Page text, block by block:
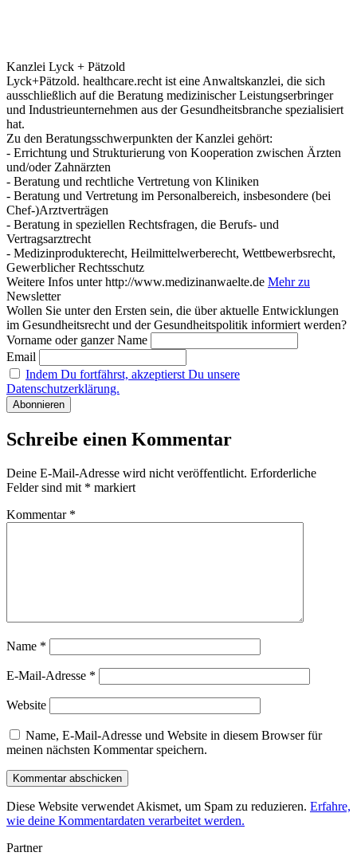
Kanzlei Lyck + Pätzold
Lyck+Pätzold. healthcare.recht ist eine Anwaltskanzlei, die sich
ausschließlich auf die Beratung medizinischer Leistungserbringer
und Industrieunternehmen aus der Gesundheitsbranche spezialisiert
hat.
Zu den Beratungsschwerpunkten der Kanzlei gehört:
- Errichtung und Strukturierung von Kooperation zwischen Ärzten
und/oder Zahnärzten
- Beratung und rechtliche Vertretung von Kliniken
- Beratung und Vertretung im Personalbereich, insbesondere (bei
Chef-)Arztverträgen
- Beratung in speziellen Rechtsfragen, die Berufs- und
Vertragsarztrecht
- Medizinprodukterecht, Heilmittelwerberecht, Wettbewerbsrecht,
Gewerblicher Rechtsschutz
Weitere Infos unter http://www.medizinanwaelte.de Mehr zu
Newsletter
Wollen Sie unter den Ersten sein, die über aktuelle Entwicklungen
im Gesundheitsrecht und der Gesundheitspolitik informiert werden?
Vorname oder ganzer Name
Email
Indem Du fortfährst, akzeptierst Du unsere
Datenschutzerklärung.
Schreibe einen Kommentar
Deine E-Mail-Adresse wird nicht veröffentlicht. Erforderliche
Felder sind mit * markiert
Kommentar *
Name *
E-Mail-Adresse *
Website
Name, E-Mail-Adresse und Website in diesem Browser für
meinen nächsten Kommentar speichern.
Diese Website verwendet Akismet, um Spam zu reduzieren. Erfahre,
wie deine Kommentardaten verarbeitet werden.
Partner